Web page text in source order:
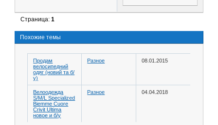
Страница:1
Похожие темы
Продам
велосипедний
одяг (новий та б/
у)
Разное 08.01.2015
Велоодежда
S/M/L Specialized
Biemme Cuore
Crivit Ultima
новое и б/у
Разное 04.04.2018